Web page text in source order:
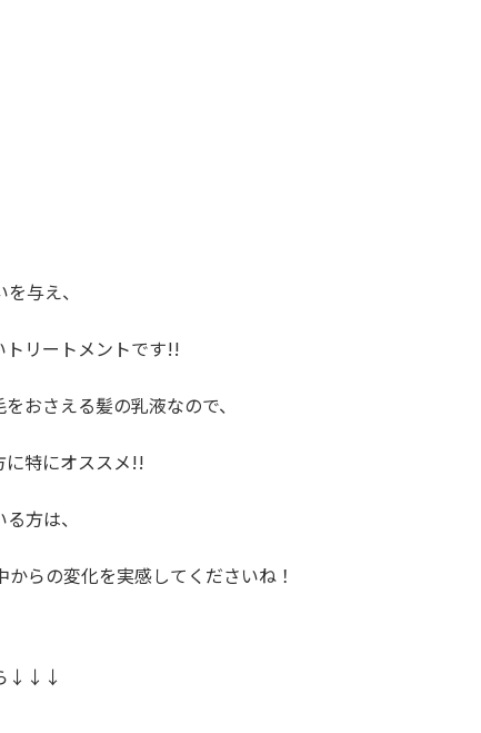
与え、
トリートメントです!!
おさえる髪の乳液なので、
に特にオススメ!!
方は、
からの変化を実感してくださいね！
ら↓↓↓